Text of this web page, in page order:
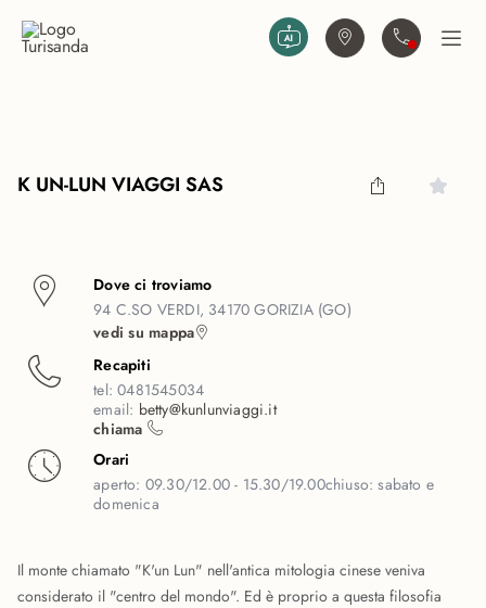
Trova agenziaContattaciApri
K UN-LUN VIAGGI SAS
Dove ci troviamo
94 C.SO VERDI, 34170 GORIZIA (GO)
vedi su mappa
Recapiti
tel:0481545034
email: betty@kunlunviaggi.it
chiama
Orari
aperto: 09.30/12.00 - 15.30/19.00chiuso:sabato e
domenica
Il monte chiamato "K'un Lun" nell'antica mitologia cinese veniva
considerato il "centro del mondo". Ed è proprio a questa filosofia